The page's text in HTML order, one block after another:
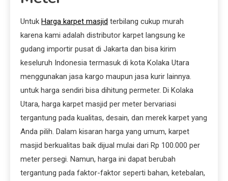
Untuk Harga karpet masjid terbilang cukup murah
karena kami adalah distributor karpet langsung ke
gudang importir pusat di Jakarta dan bisa kirim
keseluruh Indonesia termasuk di kota Kolaka Utara
menggunakan jasa kargo maupun jasa kurir lainnya.
untuk harga sendiri bisa dihitung permeter. Di Kolaka
Utara, harga karpet masjid per meter bervariasi
tergantung pada kualitas, desain, dan merek karpet yang
Anda pilih. Dalam kisaran harga yang umum, karpet
masjid berkualitas baik dijual mulai dari Rp 100.000 per
meter persegi. Namun, harga ini dapat berubah
tergantung pada faktor-faktor seperti bahan, ketebalan,